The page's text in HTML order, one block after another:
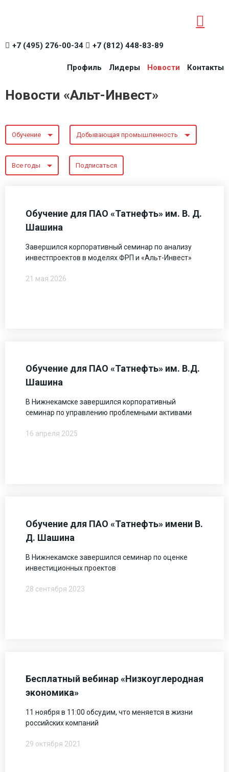
+7 (495) 276-00-34 +7 (812) 448-83-89
Профиль Лидеры Новости Контакты
Новости «Альт-Инвест»
Обучение Добывающая промышленность
Все годы Подписаться
Обучение для ПАО «Татнефть» им. В. Д.
Шашина
Завершился корпоративный семинар по анализу
инвестпроектов в моделях ФРП и «Альт-Инвест»
21 мая 2026
Обучение для ПАО «Татнефть» им. В.Д.
Шашина
В Нижнекамске завершился корпоративный
семинар по управлению проблемными активами
16 апреля 2025
Обучение для ПАО «Татнефть» имени В.
Д. Шашина
В Нижнекамске завершился семинар по оценке
инвестиционных проектов
28 сентября 2023
Бесплатный вебинар «Низкоуглеродная
экономика»
11 ноября в 11:00 обсудим, что меняется в жизни
российских компаний
29 октября 2021